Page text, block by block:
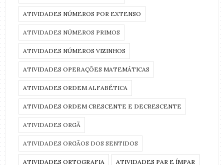
ATIVIDADES NÚMEROS POR EXTENSO
ATIVIDADES NÚMEROS PRIMOS
ATIVIDADES NÚMEROS VIZINHOS
ATIVIDADES OPERAÇÕES MATEMÁTICAS
ATIVIDADES ORDEM ALFABÉTICA
ATIVIDADES ORDEM CRESCENTE E DECRESCENTE
ATIVIDADES ORGÃ
ATIVIDADES ORGÃOS DOS SENTIDOS
ATIVIDADES ORTOGRAFIA ATIVIDADES PAR E ÍMPAR